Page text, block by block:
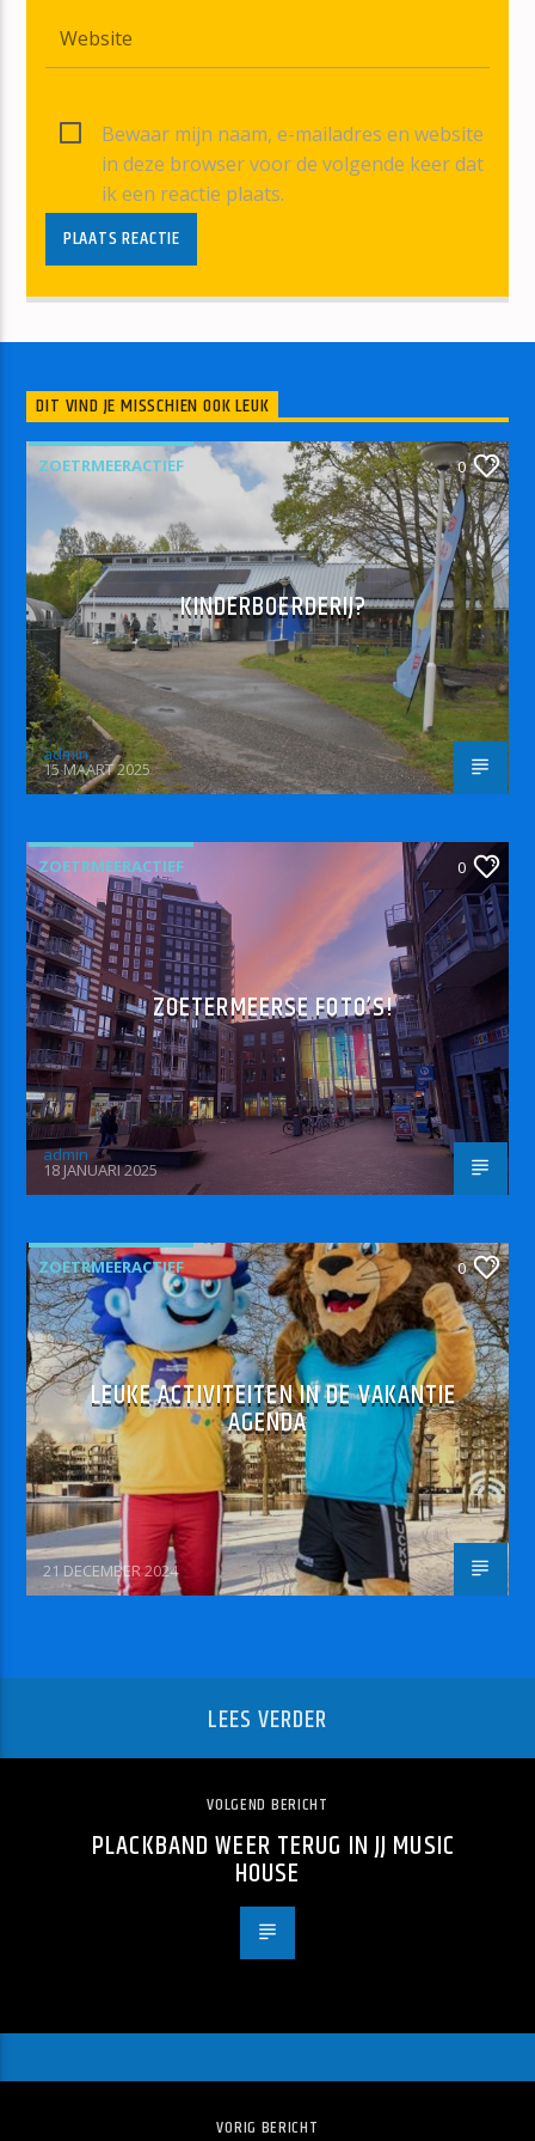
Bewaar mijn naam, e-mailadres en website
in deze browser voor de volgende keer dat
ik een reactie plaats.
DIT VIND JE MISSCHIEN OOK LEUK
ZOETRMEERACTIEF 0
KINDERBOERDERIJ?
admin
15 MAART 2025
ZOETRMEERACTIEF 0
ZOETERMEERSE FOTO’S!
admin
18 JANUARI 2025
ZOETRMEERACTIEF 0
LEUKE ACTIVITEITEN IN DE VAKANTIE
AGENDA
21 DECEMBER 2024
LEES VERDER
VOLGEND BERICHT
PLACKBAND WEER TERUG IN JJ MUSIC
HOUSE
VORIG BERICHT